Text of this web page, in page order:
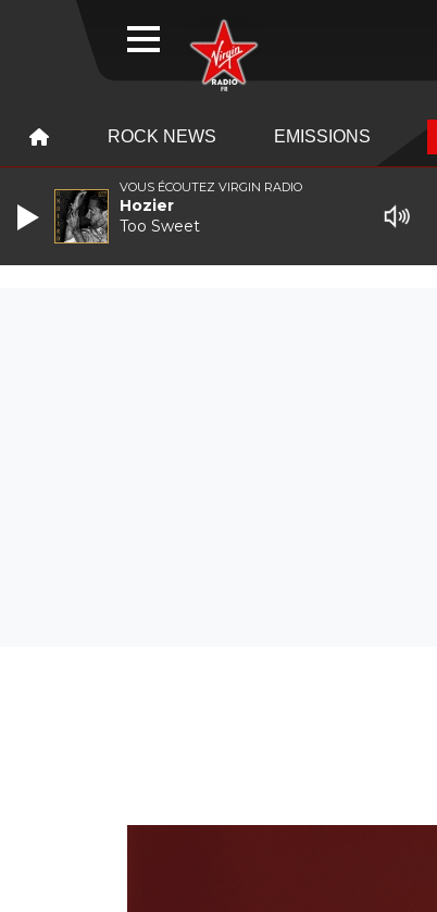
ROCK NEWS EMISSIONS
VOUS ÉCOUTEZ VIRGIN RADIO
Hozier
Too Sweet
WEBRADIO